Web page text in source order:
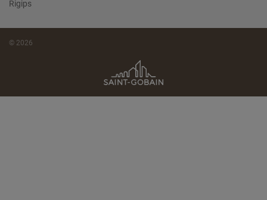
Rigips
© 2026